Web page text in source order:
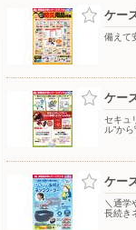
nosh
ケー
備えて
ケー
セキュ
ル”から
ケー
＼通学
長続き